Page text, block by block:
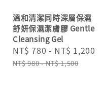
溫和清潔同時深層保濕
舒妍保濕潔膚膠 Gentle
Cleansing Gel
Sale
price
NT$ 780 - NT$ 1,200
NT$ 980-NT$ 1,500